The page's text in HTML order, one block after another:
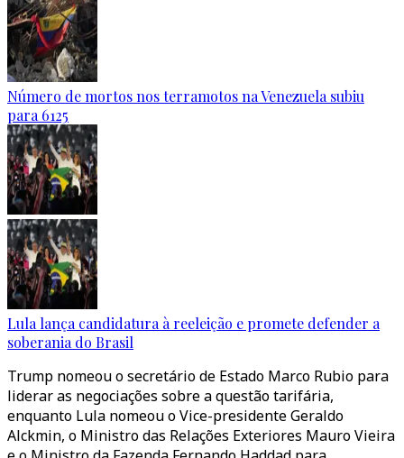
Número de mortos nos terramotos na Venezuela subiu
para 6125
Lula lança candidatura à reeleição e promete defender a
soberania do Brasil
Trump nomeou o secretário de Estado Marco Rubio para
liderar as negociações sobre a questão tarifária,
enquanto Lula nomeou o Vice-presidente Geraldo
Alckmin, o Ministro das Relações Exteriores Mauro Vieira